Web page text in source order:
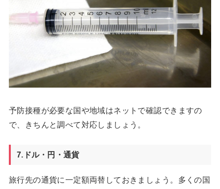
予防接種が必要な国や地域はネットで確認できますの
で、きちんと調べて対応しましょう。
7.ドル・円・通貨
旅行先の通貨に一定額両替しておきましょう。多くの国